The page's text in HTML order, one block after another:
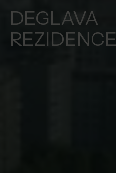
DEGLAVA
REZIDENCE